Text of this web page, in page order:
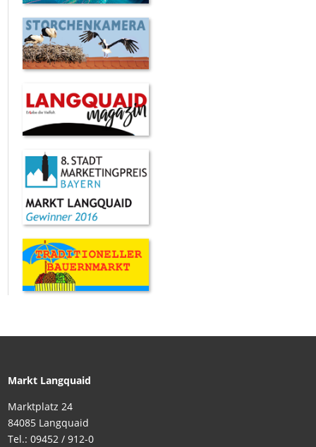
Markt Langquaid
Marktplatz 24
84085 Langquaid
Tel.: 09452 / 912-0